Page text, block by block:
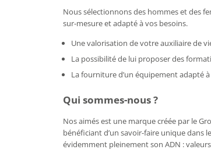
Nous sélectionnons des hommes et des
sur-mesure et adapté à vos besoins.
Une valorisation de votre auxiliaire de
La possibilité de lui proposer des
La fourniture d’un équipement adapté
Qui sommes-nous ?
Nos aimés est une marque créée par le
bénéficiant d’un savoir-faire unique dans
évidemment pleinement son ADN :